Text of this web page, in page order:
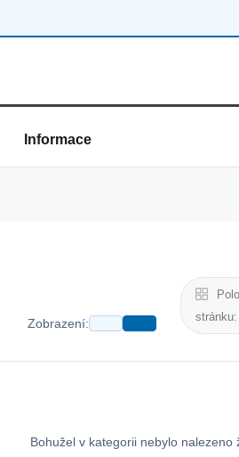
Informace
Zobrazení:
stránku:
Bohužel v kategorii nebylo nalezeno